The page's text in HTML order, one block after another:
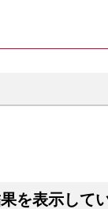
を表示して